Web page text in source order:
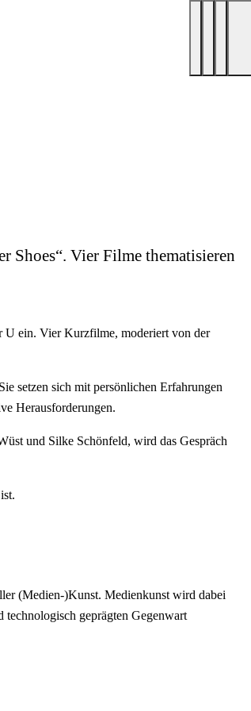
Vier Filme thematisieren
U ein. Vier Kurzfilme, moderiert von der
setzen sich mit persönlichen Erfahrungen
Herausforderungen.
und Silke Schönfeld, wird das Gespräch
(Medien-)Kunst. Medienkunst wird dabei
technologisch geprägten Gegenwart